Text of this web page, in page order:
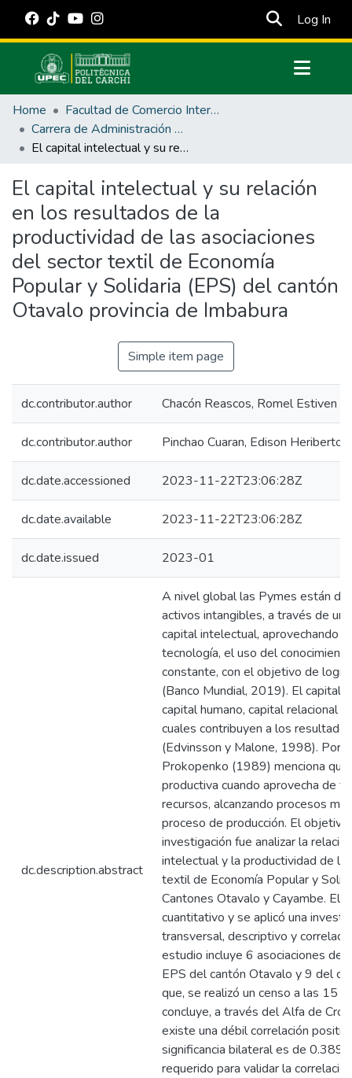
Log In
Communities & Collections
All of DSpace
Statistics
Estadísticas Externas
Manuales
Home
Facultad de Comercio Internacional, Integración, Administración y Economía Empresarial
Carrera de Administración de Empresas y Marketing
El capital intelectual y su relación en los resultados de la productividad de las asociaciones del sector textil de Economía Popular y Solidaria (EPS) del cantón Otavalo provincia de Imbabura
El capital intelectual y su relación
en los resultados de la
productividad de las asociaciones
del sector textil de Economía
Popular y Solidaria (EPS) del cantón
Otavalo provincia de Imbabura
Simple item page
dc.contributor.author Chacón Reascos, Romel Estiven
dc.contributor.author Pinchao Cuaran, Edison Heriberto
dc.date.accessioned 2023-11-22T23:06:28Z
dc.date.available 2023-11-22T23:06:28Z
dc.date.issued 2023-01
dc.description.abstract
A nivel global las Pymes están
activos intangibles, a través de
capital intelectual, aprovechando
tecnología, el uso del
constante, con el objetivo de
(Banco Mundial, 2019). El capital
capital humano, capital relacional
cuales contribuyen a los
(Edvinsson y Malone, 1998). Por
Prokopenko (1989) menciona que
productiva cuando aprovecha de
recursos, alcanzando procesos
proceso de producción. El
investigación fue analizar la
intelectual y la productividad de
textil de Economía Popular y
Cantones Otavalo y Cayambe. El
cuantitativo y se aplicó una
transversal, descriptivo y
estudio incluye 6 asociaciones de
EPS del cantón Otavalo y 9 del
que, se realizó un censo a las 15
concluye, a través del Alfa de
existe una débil correlación
significancia bilateral es de 0.389,
requerido para validar la